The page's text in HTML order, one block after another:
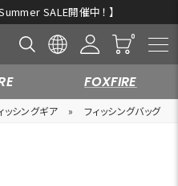
SALE開催中！ 】
FOXFIRE
ッシングギア » フィッシングバッグ